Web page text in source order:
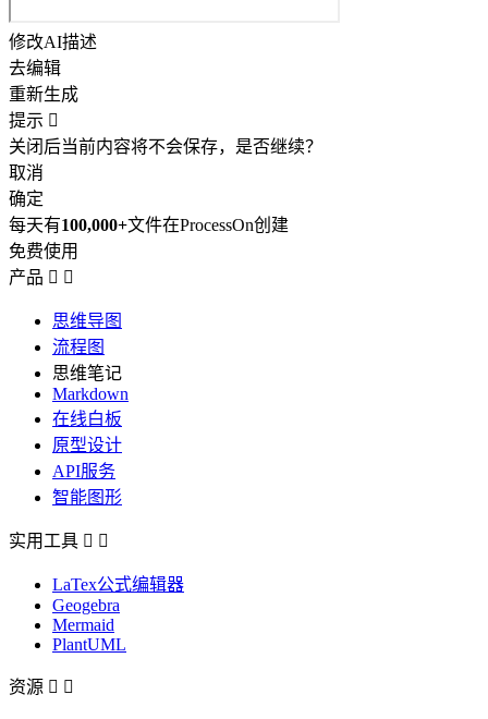
修改AI描述
去编辑
重新生成
提示 
关闭后当前内容将不会保存，是否继续？
取消
确定
每天有100,000+文件在ProcessOn创建
免费使用
产品  
思维导图
流程图
思维笔记
Markdown
在线白板
原型设计
API服务
智能图形
实用工具  
LaTex公式编辑器
Geogebra
Mermaid
PlantUML
资源  